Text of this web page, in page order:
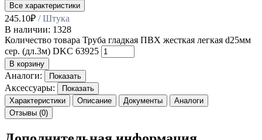
Все характеристики
245.10₽ / Штука
В наличии: 1328
Количество товара Труба гладкая ПВХ жесткая легкая d25мм
сер. (дл.3м) DKC 63925
В корзину
Аналоги: Показать
Аксессуары:
Показать
Характеристики
Описание Документы
Аналоги
Отзывы (0)